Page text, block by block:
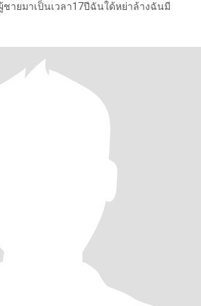
ชายมาเป็นเวลา17ปีฉันใด้หย่าล้างฉันมี